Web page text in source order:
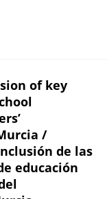
of key
/
de las
educación